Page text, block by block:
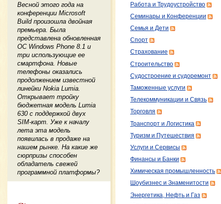
Весной этого года на
конференции Microsoft
Build произошла двойная
премьера. Была
представлена обновленная
ОС Windows Phone 8.1 и
три использующие ее
смартфона. Новые
телефоны оказались
продолжением известной
линейки Nokia Lumia.
Открывает тройку
бюджетная модель Lumia
630 с поддержкой двух
SIM-карт. Уже к началу
лета эта модель
появилась в продаже на
нашем рынке. На какие же
сюрпризы способен
обладатель свежей
программной платформы?
Работа и Трудоустройство
Семинары и Конференции
Семья и Дети
Спорт
Страхование
Строительство
Судостроение и судоремонт
Таможенные услуги
Телекоммуникации и Связь
Торговля
Транспорт и Логистика
Туризм и Путешествия
Услуги и Сервисы
Финансы и Банки
Химическая промышленность
Шоубизнес и Знаменитости
Энергетика, Нефть и Газ